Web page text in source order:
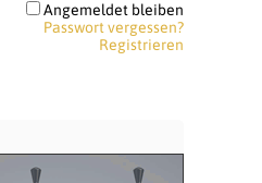
Angemeldet bleiben
Passwort vergessen?
Registrieren